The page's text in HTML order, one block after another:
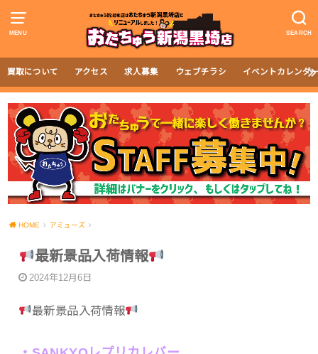
MENU SEARCH
買取について アクセス 求人募集 ウェブチラシ イベントカレンダ
HOME アミューズ
最新景品入荷情報
2024年12月6日
最新景品入荷情報